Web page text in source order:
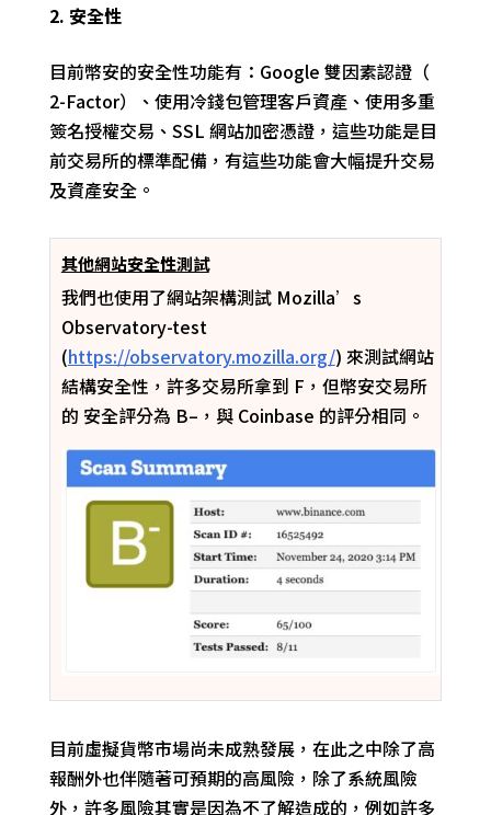
2. 安全性
目前幣安的安全性功能有：Google 雙因素認證（
2-Factor）、 使用冷錢包管理客戶資產、使用多重
簽名授權交易、SSL 網站加密憑證， 這些功能是目
前交易所的標準配備，有這些功能會大幅提升交易
及資產安全。
其他網站安全性測試
我們也使用了網站架構測試 Mozilla’s
Observatory-test
(https://observatory.mozilla.org/) 來測試網站
結構安全性，許多交易所拿到 F， 但幣安交易所
的 安全評分為 B– ，與 Coinbase 的評分相同。
目前虛擬貨幣市場尚未成熟發展，在此之中除了高
報酬外也伴隨著可預期的高風險，除了系統風險
外，許多風險其實是因為不了解造成的，例如許多